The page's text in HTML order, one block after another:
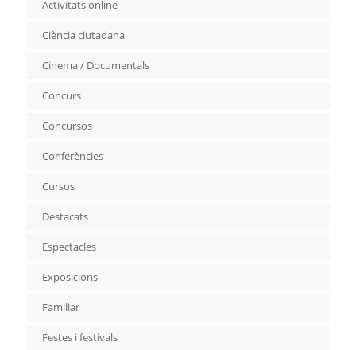
Activitats online
Ciència ciutadana
Cinema / Documentals
Concurs
Concursos
Conferències
Cursos
Destacats
Espectacles
Exposicions
Familiar
Festes i festivals